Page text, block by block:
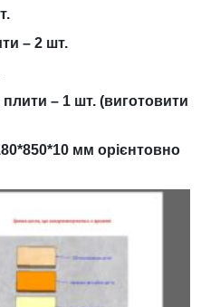
– 2 шт.
– 1 шт. (виготовити
мм орієнтовно